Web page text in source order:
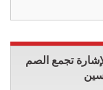
تجمع الصم